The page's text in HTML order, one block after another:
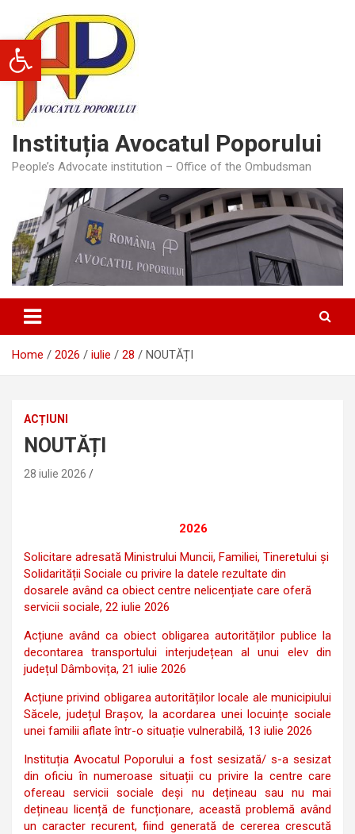
Deschide bara de unelte
content
Instituția Avocatul Poporului
People’s Advocate institution – Office of the Ombudsman
Home 2026 iulie 28 NOUTĂȚI
ACȚIUNI
NOUTĂȚI
28 iulie 2026
2026
Solicitare adresată Ministrului Muncii, Familiei, Tineretului și
Solidarității Sociale cu privire la datele rezultate din
dosarele având ca obiect centre nelicențiate care oferă
servicii sociale, 22 iulie 2026
Acțiune având ca obiect obligarea autorităților publice la
decontarea transportului interjudețean al unui elev din
județul Dâmbovița, 21 iulie 2026
Acțiune privind obligarea autorităților locale ale municipiului
Săcele, județul Brașov, la acordarea unei locuințe sociale
unei familii aflate într-o situație vulnerabilă, 13 iulie 2026
Instituția Avocatul Poporului a fost sesizată/ s-a sesizat
din oficiu în numeroase situații cu privire la centre care
ofereau servicii sociale deși nu dețineau sau nu mai
dețineau licență de funcționare, această problemă având
un caracter recurent, fiind generată de cererea crescută